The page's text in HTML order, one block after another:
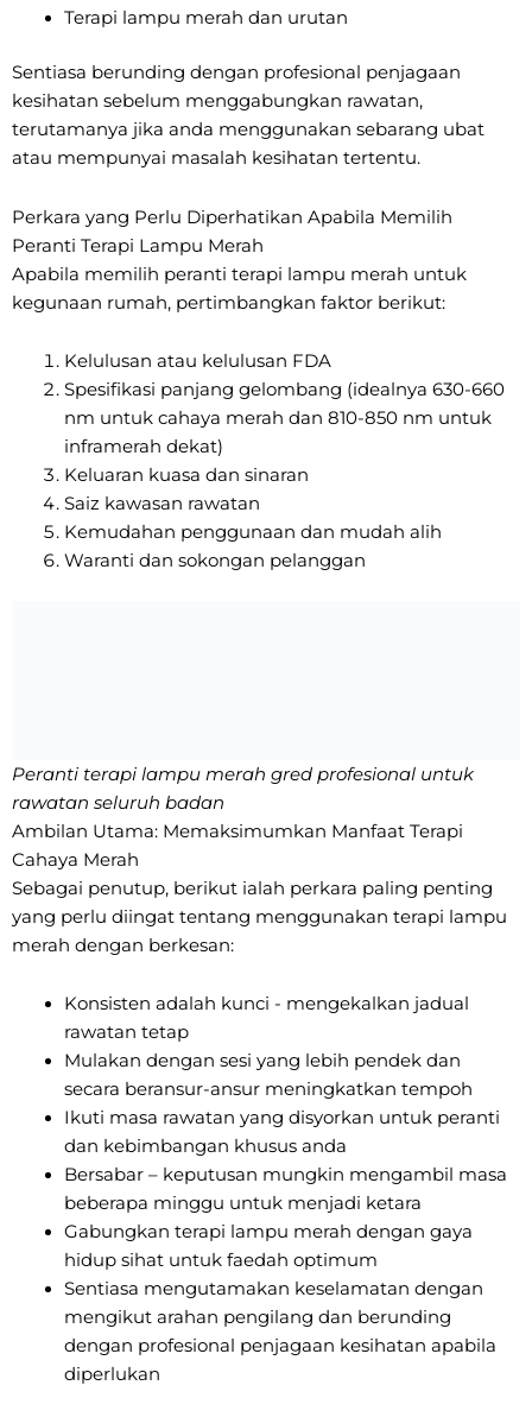
Terapi lampu merah dan urutan
Sentiasa berunding dengan profesional penjagaan
kesihatan sebelum menggabungkan rawatan,
terutamanya jika anda menggunakan sebarang ubat
atau mempunyai masalah kesihatan tertentu.
Perkara yang Perlu Diperhatikan Apabila Memilih
Peranti Terapi Lampu Merah
Apabila memilih peranti terapi lampu merah untuk
kegunaan rumah, pertimbangkan faktor berikut:
Kelulusan atau kelulusan FDA
Spesifikasi panjang gelombang (idealnya 630-660
nm untuk cahaya merah dan 810-850 nm untuk
inframerah dekat)
Keluaran kuasa dan sinaran
Saiz kawasan rawatan
Kemudahan penggunaan dan mudah alih
Waranti dan sokongan pelanggan
Peranti terapi lampu merah gred profesional untuk
rawatan seluruh badan
Ambilan Utama: Memaksimumkan Manfaat Terapi
Cahaya Merah
Sebagai penutup, berikut ialah perkara paling penting
yang perlu diingat tentang menggunakan terapi lampu
merah dengan berkesan:
Konsisten adalah kunci - mengekalkan jadual
rawatan tetap
Mulakan dengan sesi yang lebih pendek dan
secara beransur-ansur meningkatkan tempoh
Ikuti masa rawatan yang disyorkan untuk peranti
dan kebimbangan khusus anda
Bersabar – keputusan mungkin mengambil masa
beberapa minggu untuk menjadi ketara
Gabungkan terapi lampu merah dengan gaya
hidup sihat untuk faedah optimum
Sentiasa mengutamakan keselamatan dengan
mengikut arahan pengilang dan berunding
dengan profesional penjagaan kesihatan apabila
diperlukan